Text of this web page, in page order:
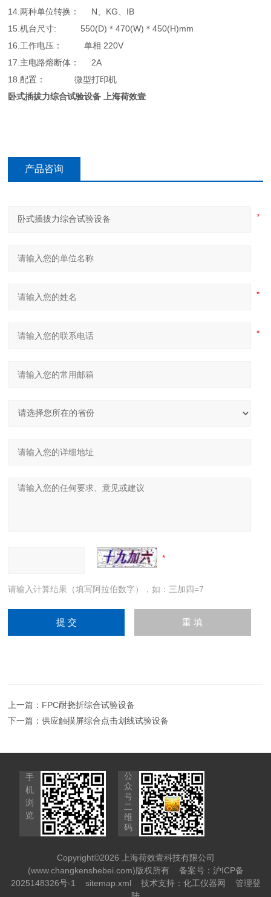
14.两种单位转换： N、KG、IB
15.机台尺寸: 550(D)＊470(W)＊450(H)mm
16.工作电压： 单相 220V
17.主电路熔断体： 2A
18.配置： 微型打印机
卧式插拔力综合试验设备 上海荷效壹
产品咨询
请输入计算结果（填写阿拉伯数字），如：三加四=7
上一篇： FPC耐挠折综合试验设备
下一篇：供应触摸屏综合点击划线试验设备
手
机
浏
览
公
众
号
二
维
码
Copyright©2026 上海荷效壹科技有限公司
(www.changkenshebei.com)版权所有 备案号：沪ICP备
2025148326号-1
sitemap.xml 技术支持： 化工仪器网
管理登